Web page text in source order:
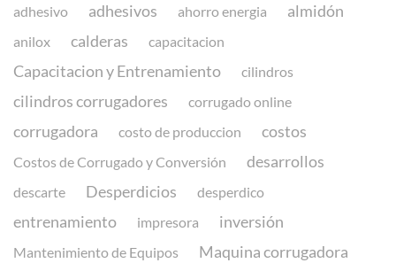
adhesivo adhesivos ahorro energia almidón
anilox calderas capacitacion
Capacitacion y Entrenamiento cilindros
cilindros corrugadores corrugado online
corrugadora costo de produccion costos
Costos de Corrugado y Conversión desarrollos
descarte Desperdicios desperdico
entrenamiento impresora inversión
Mantenimiento de Equipos Maquina corrugadora